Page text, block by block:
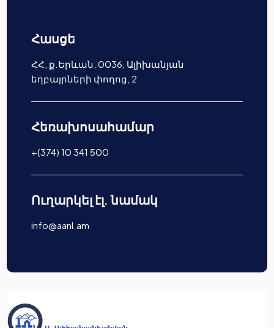
Հասցե
ՀՀ, ք.Երևան, 0036, Ալիխանյան
եղբայրների փողոց, 2
Հեռախոսահամար
+(374) 10 341 500
Ուղարկել էլ. նամակ
info@aanl.am